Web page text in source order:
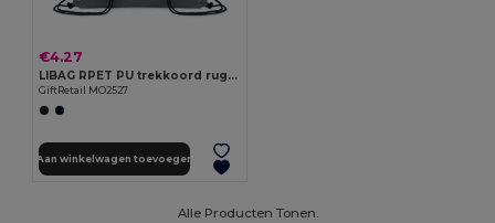
€4.27
LIBAG RPET PU trekkoord rugtas 2-kleurig
GiftRetail MO2527
Aan winkelwagen toevoegen
Alle Producten Tonen.